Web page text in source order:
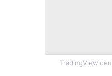
TradingView'den